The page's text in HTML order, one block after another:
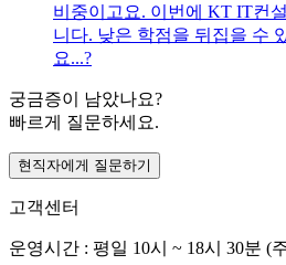
비중이고요. 이번에 KT IT컨
니다. 낮은 학점을 뒤집을 수
요...?
궁금증이 남았나요?
빠르게 질문하세요.
현직자에게 질문하기
고객센터
운영시간 : 평일 10시 ~ 18시 30분 (